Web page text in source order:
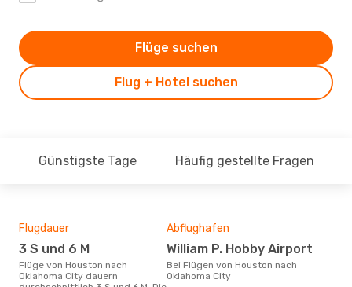
Flug + Hotel suchen
Flüge suchen
Günstigste Tage Häufig gestellte Fragen
Flugdauer
3 S und 6 M
Flüge von Houston nach
Oklahoma City dauern
Abflughafen
William P. Hobby Airport
Bei Flügen von Houston nach
Oklahoma City